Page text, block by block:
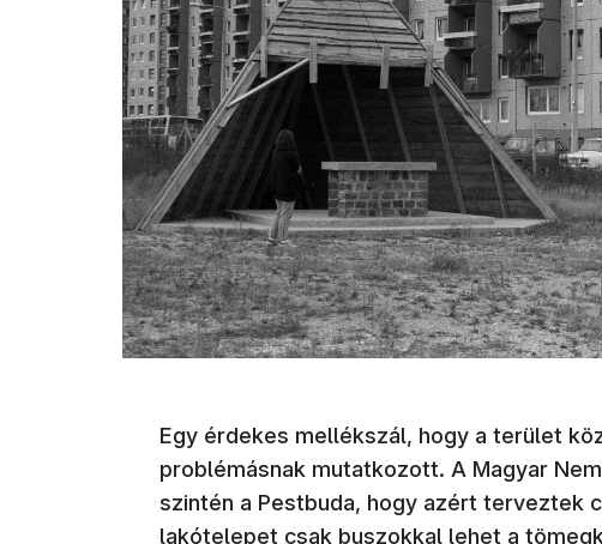
Egy érdekes mellékszál, hogy a terület
problémásnak mutatkozott. A Magyar
szintén a Pestbuda, hogy azért terveztek
lakótelepet csak buszokkal lehet a